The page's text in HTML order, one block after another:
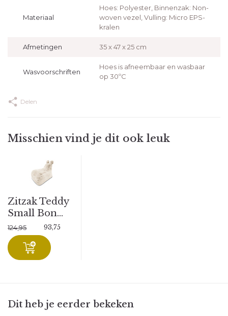
Materiaal
Hoes: Polyester, Binnenzak: Non-
woven vezel, Vulling: Micro EPS-
kralen
Afmetingen 35 x 47 x 25 cm
Wasvoorschriften
Hoes is afneembaar en wasbaar
op 30ºC
Delen
Misschien vind je dit ook leuk
Zitzak Teddy
Small Bon...
124,95 93,75
Dit heb je eerder bekeken